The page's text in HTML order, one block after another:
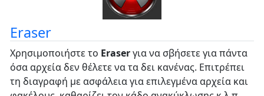
Eraser
Χρησιμοποιήστε το Eraserγια να σβήσετε για πάντα
όσα αρχεία δεν θέλετε να τα δει κανένας. Επιτρέπει
τη διαγραφή με ασφάλεια για επιλεγμένα αρχεία και